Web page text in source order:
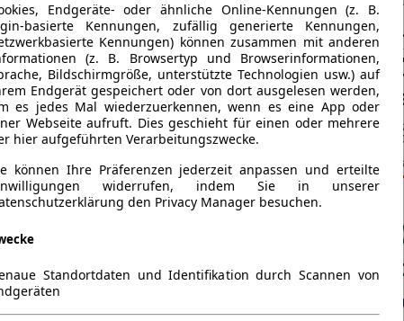
Endgeräte- oder ähnliche Online-Kennungen (z. B.
basierte Kennungen, zufällig generierte Kennungen,
Kennungen) können zusammen mit anderen
(z. B. Browsertyp und Browserinformationen,
Bildschirmgröße, unterstützte Technologien usw.) auf
Endgerät gespeichert oder von dort ausgelesen werden,
es jedes Mal wiederzuerkennen, wenn es eine App oder
Webseite aufruft. Dies geschieht für einen oder mehrere
hier aufgeführten Verarbeitungszwecke.
können Ihre Präferenzen jederzeit anpassen und erteilte
widerrufen, indem Sie in unserer
den Privacy Manager besuchen.
Standortdaten und Identifikation durch Scannen von